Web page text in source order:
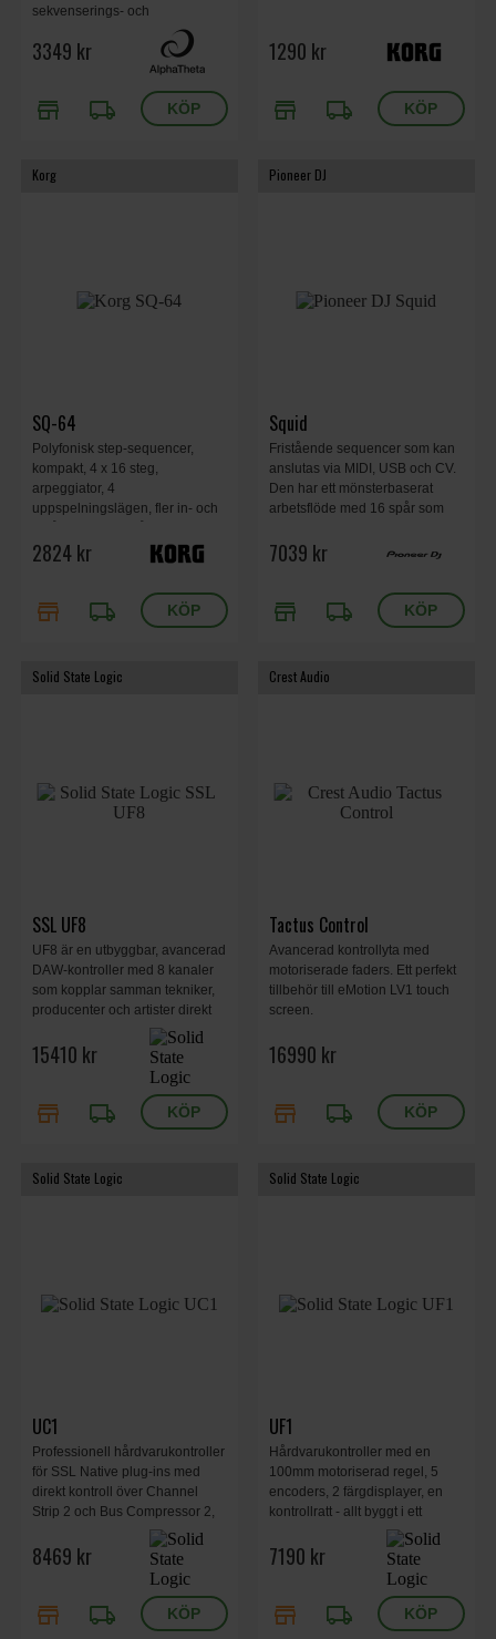
sekvenserings- och
prestationsfunktioner direkt i
dina händer. Den återför den
råa instinkten, känslan och
hastigheten i beatskapandet till
dess grundläggande element.
3349 kr
store local_shipping
1290 kr
store local_shipping
Korg
SQ-64
Polyfonisk step-sequencer,
kompakt, 4 x 16 steg,
arpeggiator, 4
uppspelningslägen, fler in- och
och analoga syntar kan anslutas
2824 kr
store local_shipping
Pioneer DJ
Squid
Fristående sequencer som kan
anslutas via MIDI, USB och CV.
Den har ett mönsterbaserat
arbetsflöde med 16 spår som
mönster som kan kombineras till
7039 kr
store local_shipping
Solid State Logic
SSL UF8
UF8 är en utbyggbar, avancerad
DAW-kontroller med 8 kanaler
som kopplar samman tekniker,
producenter och artister direkt
till den kreativa processen.
15410 kr
store local_shipping
Crest Audio
Tactus Control
Avancerad kontrollyta med
motoriserade faders. Ett perfekt
tillbehör till eMotion LV1 touch
screen.
16990 kr
store local_shipping
Solid State Logic
UC1
Professionell hårdvarukontroller
för SSL Native plug-ins med
direkt kontroll över Channel
Strip 2 och Bus Compressor 2,
SSL 360° integration, LED-
feedback och klassisk SSL-
konsolworkflow för effektiv
8469 kr
store local_shipping
Solid State Logic
UF1
Hårdvarukontroller med en
100mm motoriserad regel, 5
encoders, 2 färgdisplayer, en
kontrollratt - allt byggt i ett
7190 kr
store local_shipping